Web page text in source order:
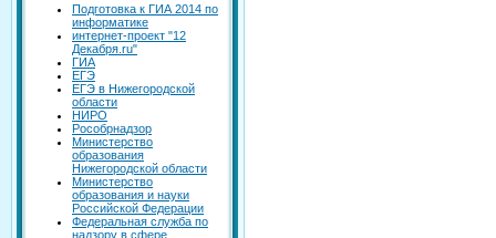
Подготовка к ГИА 2014 по
информатике
интернет-проект "12
Декабря.ru"
ГИА
ЕГЭ
ЕГЭ в Нижегородской
области
НИРО
Рособрнадзор
Министерство
образования
Нижегородской области
Министерство
образования и науки
Российской Федерации
Федеральная служба по
надзору в сфере